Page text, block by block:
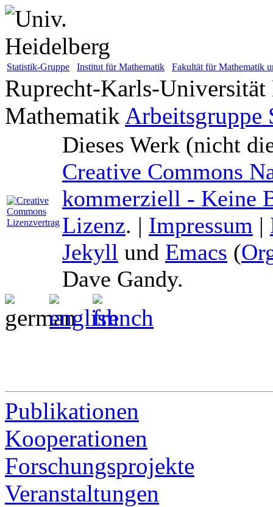
Statistik-Gruppe Institut für Mathematik Fakultät für Mathematik
Ruprecht-Karls-Universität
Mathematik Arbeitsgruppe
Dieses Werk (nicht
Creative Commons
kommerziell - Keine
Lizenz. | Impressum |
Jekyll und Emacs (
Dave Gandy.
Publikationen
Kooperationen
Forschungsprojekte
Veranstaltungen